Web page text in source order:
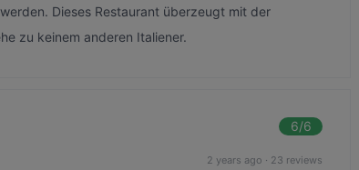
Dieses Restaurant überzeugt mit der
zu keinem anderen Italiener.
6/6
2 years ago · 23 reviews